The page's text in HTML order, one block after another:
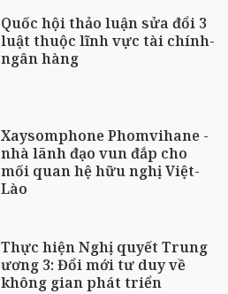
Quốc hội thảo luận sửa đổi 3
luật thuộc lĩnh vực tài chính-
ngân hàng
Xaysomphone Phomvihane -
nhà lãnh đạo vun đắp cho
mối quan hệ hữu nghị Việt-
Lào
Thực hiện Nghị quyết Trung
ương 3: Đổi mới tư duy về
không gian phát triển